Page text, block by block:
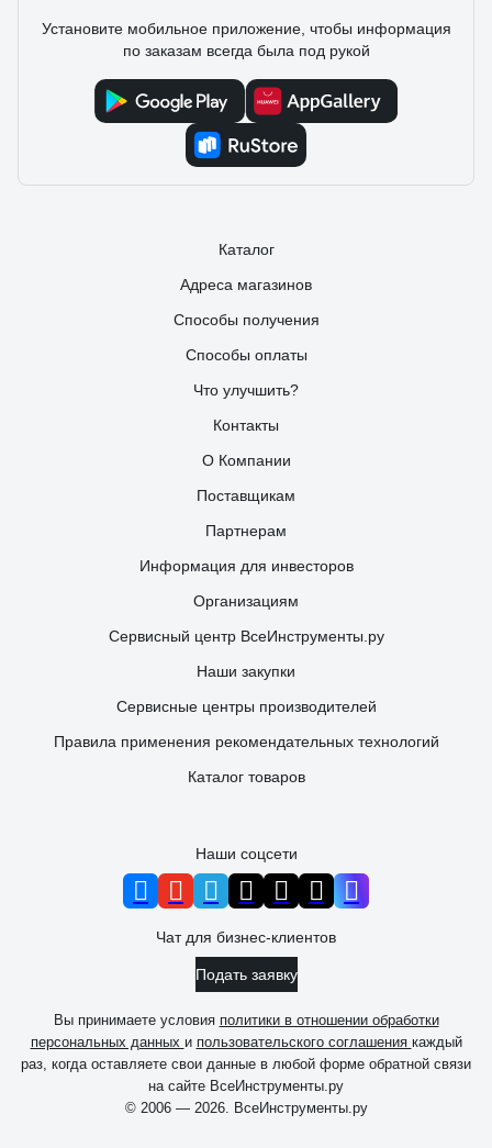
Установите мобильное приложение, чтобы информация
по заказам всегда была под рукой
Каталог
Адреса магазинов
Способы получения
Способы оплаты
Что улучшить?
Контакты
О Компании
Поставщикам
Партнерам
Информация для инвесторов
Организациям
Сервисный центр ВсеИнструменты.ру
Наши закупки
Сервисные центры производителей
Правила применения рекомендательных технологий
Каталог товаров
Наши соцсети
Чат для бизнес-клиентов
Подать заявку
Вы принимаете условия политики в отношении обработки
персональных данных и пользовательского соглашения каждый
раз, когда оставляете свои данные в любой форме обратной связи
на сайте ВсеИнструменты.ру
© 2006 — 2026. ВсеИнструменты.ру